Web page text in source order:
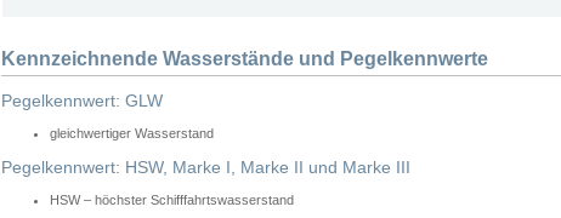
Kennzeichnende Wasserstände und Pegelkennwerte
Pegelkennwert: GLW
gleichwertiger Wasserstand
Pegelkennwert: HSW, Marke I, Marke II und Marke III
HSW – höchster Schifffahrtswasserstand